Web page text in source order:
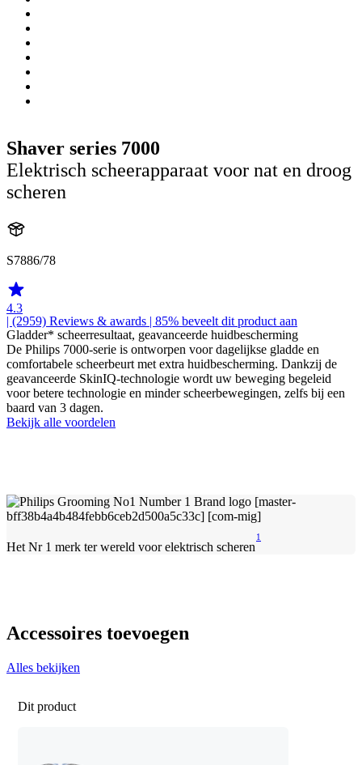
Shaver series 7000
Elektrisch scheerapparaat voor nat en droog
scheren
S7886/78
4.3
| (2959) Reviews & awards | 85% beveelt dit product aan
Gladder* scheerresultaat, geavanceerde huidbescherming
De Philips 7000-serie is ontworpen voor dagelijkse gladde en
comfortabele scheerbeurt met extra huidbescherming. Dankzij de
geavanceerde SkinIQ-technologie wordt uw beweging begeleid
voor betere technologie en minder scheerbewegingen, zelfs bij een
baard van 3 dagen.
Bekijk alle voordelen
Het Nr 1 merk ter wereld voor elektrisch scheren
1
Accessoires toevoegen
Alles bekijken
Dit product